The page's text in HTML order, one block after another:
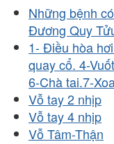
Những bệnh
Đương Quy
1- Điều hòa
quay cổ. 4-
6-Chà tai.7-
Vỗ tay 2 nhịp
Vỗ tay 4 nhịp
Vỗ Tâm-Thận